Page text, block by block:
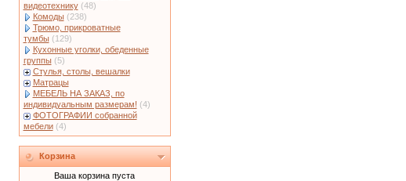
видеотехнику (48)
Комоды (238)
Трюмо, прикроватные
тумбы (129)
Кухонные уголки, обеденные
группы (5)
Стулья, столы, вешалки
Матрацы
МЕБЕЛЬ НА ЗАКАЗ, по
индивидуальным размерам! (4)
ФОТОГРАФИИ собранной
мебели (4)
Корзина
Ваша корзина пуста